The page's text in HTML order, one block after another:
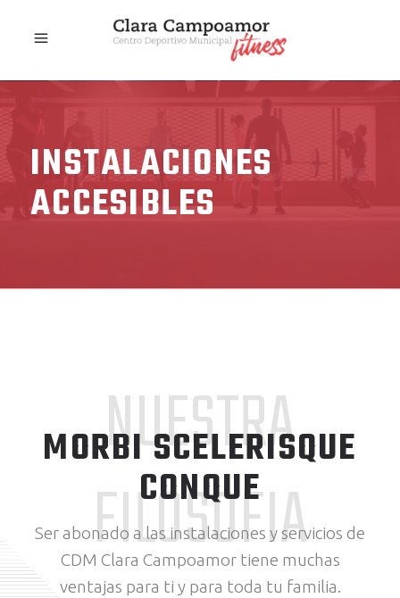
INSTALACIONES
ACCESIBLES
MORBI SCELERISQUE
CONQUE
NUESTRA
FILOSOFIA
Ser abonado a las instalaciones y servicios de
CDM Clara Campoamor tiene muchas
ventajas para ti y para toda tu familia.